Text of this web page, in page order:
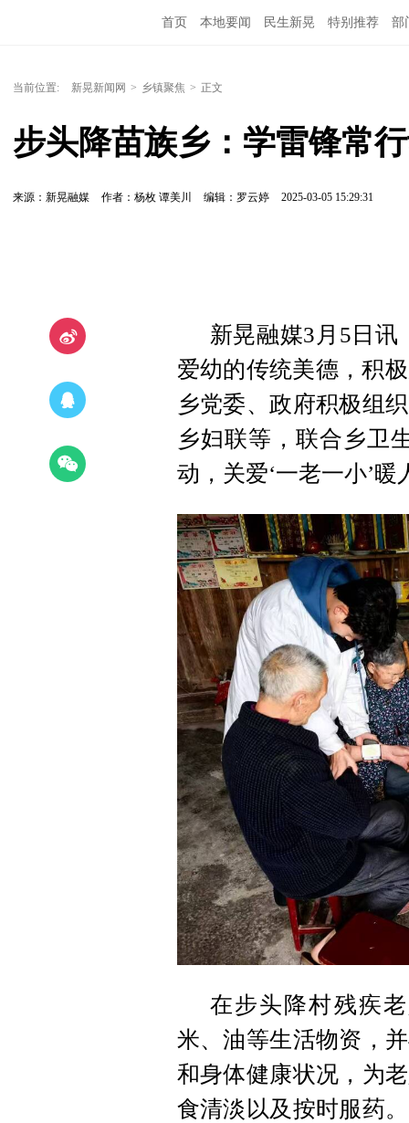
首页 本地要闻 民生新晃 特别推荐 部
当前位置: 新晃新闻网 > 乡镇聚焦 > 正文
步头降苗族乡：学雷锋常
来源：新晃融媒 作者：杨枚 谭美川 编辑：罗云婷 2025-03-05 15:29:31
新晃融媒3月5日讯
爱幼的传统美德，积
乡党委、政府积极组
乡妇联等，联合乡卫
动，关爱‘一老一小’
在步头降村残疾
米、油等生活物资，
和身体健康状况，为
食清淡以及按时服药